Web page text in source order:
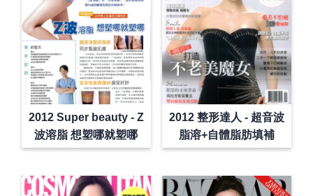
2012 Super beauty - Z
波溶脂 想塑哪就塑哪
2012 整形達人 - 超音波
脂溶+自體脂肪填補